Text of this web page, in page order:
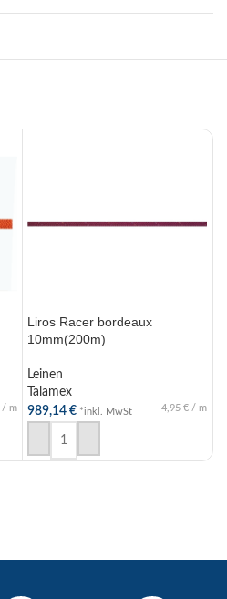
/ m
Liros Racer bordeaux
10mm(200m)
Leinen
Talamex
989,14 € *inkl. MwSt 4,95 € / m
IN DEN WARENKORB